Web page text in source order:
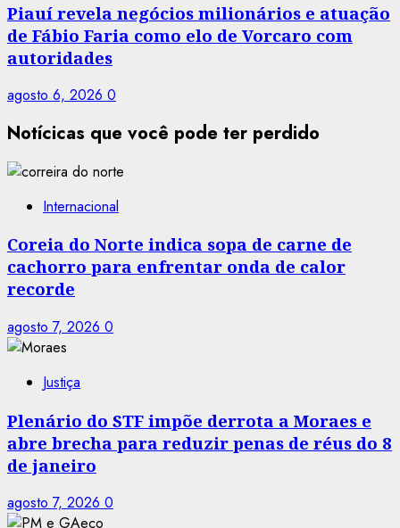
Piauí revela negócios milionários e atuação
de Fábio Faria como elo de Vorcaro com
autoridades
agosto 6, 2026 0
Notícicas que você pode ter perdido
Internacional
Coreia do Norte indica sopa de carne de
cachorro para enfrentar onda de calor
recorde
agosto 7, 2026 0
Justiça
Plenário do STF impõe derrota a Moraes e
abre brecha para reduzir penas de réus do 8
de janeiro
agosto 7, 2026 0